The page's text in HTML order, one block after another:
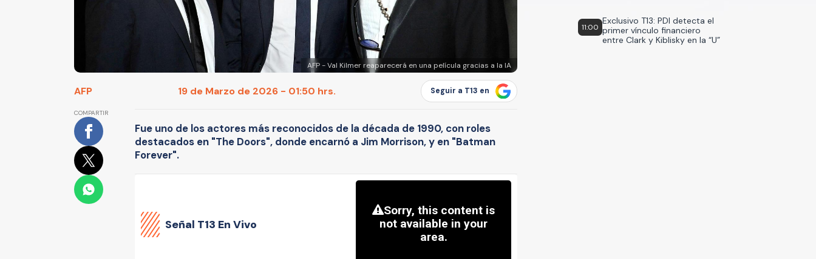
AFP - Val Kilmer reaparecerá en una película gracias a la IA
AFP 19 de Marzo de 2026 - 01:50 hrs. Seguir a T13 en
COMPARTIR
Fue uno de los actores más reconocidos de la década de 1990, con roles
destacados en "The Doors", donde encarnó a Jim Morrison, y en "Batman
Forever".
Señal T13 En Vivo
11:00
Exclusivo T13: PDI detecta el
primer vínculo financiero
entre Clark y Kiblisky en la “U”